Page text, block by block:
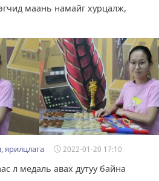
маань намайг хурцалж,
ярилцлага 2022-01-20 17:10
л медаль авах дутуу байна